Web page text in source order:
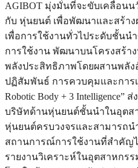
AGIBOT มุ่งมั่นที่จะขับเคลื่อน
กับ หุ่นยนต์ เพื่อพัฒนาและสร้า
เพื่อการใช้งานทั่วไประดับชั้นน
การใช้งาน พัฒนาบนโครงสร้า
พลังประสิทธิภาพโดยผสานพลัง
ปฏิสัมพันธ์ การควบคุมและการเ
Robotic Body + 3 Intelligence”
บริษัทด้านหุ่นยนต์ชั้นนำในอุต
หุ่นยนต์ครบวงจรและสามารถน
สถานการณ์การใช้งานที่สำคัญ
รายงานวิเคราะห์ในอุตสาหกร